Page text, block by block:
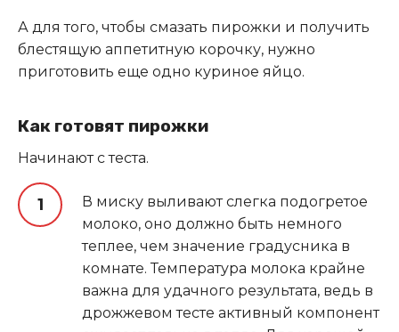
А для того, чтобы смазать пирожки и получить
блестящую аппетитную корочку, нужно
приготовить еще одно куриное яйцо.
Как готовят пирожки
Начинают с теста.
В миску выливают слегка подогретое
молоко, оно должно быть немного
теплее, чем значение градусника в
комнате. Температура молока крайне
важна для удачного результата, ведь в
дрожжевом тесте активный компонент